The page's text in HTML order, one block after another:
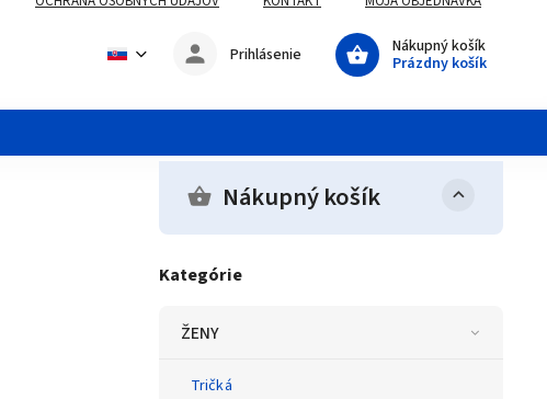
Nákupný košík
Prázdny košík
Prihlásenie
Nákupný košík
Kategórie
ŽENY
Tričká